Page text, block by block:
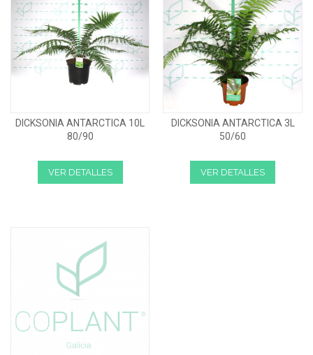
DICKSONIA ANTARCTICA 10L
80/90
VER DETALLES
DICKSONIA ANTARCTICA 3L
50/60
VER DETALLES